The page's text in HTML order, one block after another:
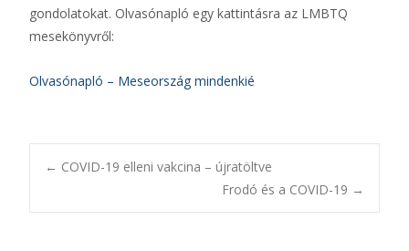
gondolatokat. Olvasónapló egy kattintásra az LMBTQ
mesekönyvről:
Olvasónapló – Meseország mindenkié
← COVID-19 elleni vakcina – újratöltve
Frodó és a COVID-19 →